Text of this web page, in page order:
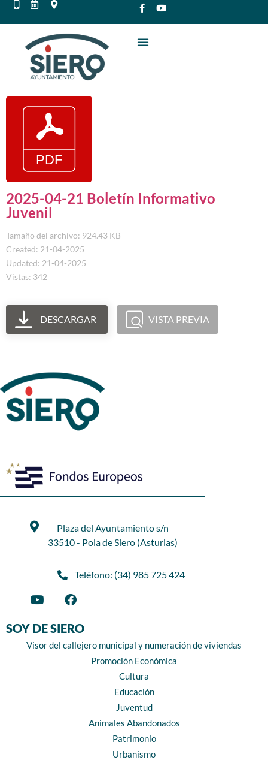
2025-04-21 Boletín Informativo
Juvenil
Tamaño del archivo: 924.43 KB
Created: 21-04-2025
Updated: 21-04-2025
Vistas: 342
DESCARGAR VISTA PREVIA
Plaza del Ayuntamiento s/n
33510 - Pola de Siero (Asturias)
Teléfono: (34) 985 725 424
SOY DE SIERO
Visor del callejero municipal y numeración de viviendas
Promoción Económica
Cultura
Educación
Juventud
Animales Abandonados
Patrimonio
Urbanismo